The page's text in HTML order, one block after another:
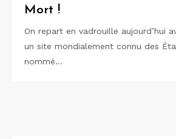
Mort !
On repart en vadrouille aujourd’hui
un site mondialement connu des
nommé…